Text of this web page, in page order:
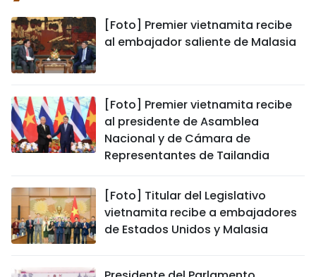
[Foto] Premier vietnamita recibe
al embajador saliente de Malasia
[Foto] Premier vietnamita recibe
al presidente de Asamblea
Nacional y de Cámara de
Representantes de Tailandia
[Foto] Titular del Legislativo
vietnamita recibe a embajadores
de Estados Unidos y Malasia